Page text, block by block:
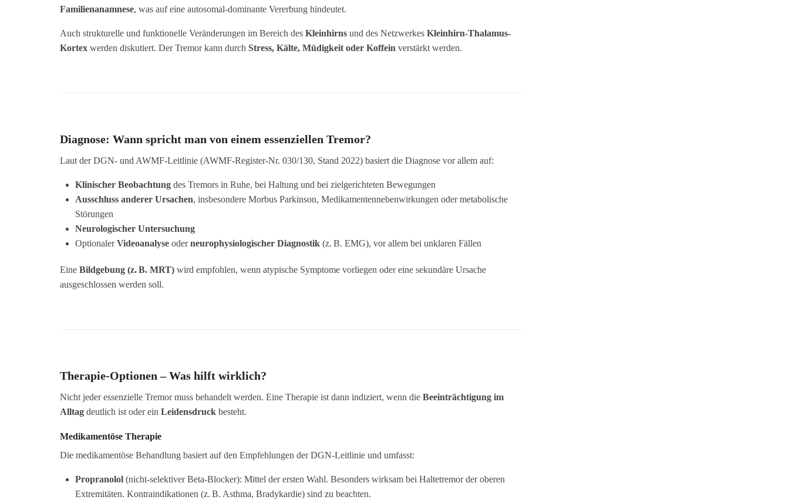
Familienanamnese, was auf eine autosomal-dominante Vererbung hindeutet.
Auch strukturelle und funktionelle Veränderungen im Bereich des Kleinhirns und des Netzwerkes Kleinhirn-Thalamus-
Kortex werden diskutiert. Der Tremor kann durch Stress, Kälte, Müdigkeit oder Koffein verstärkt werden.
Diagnose: Wann spricht man von einem essenziellen Tremor?
Laut der DGN- und AWMF-Leitlinie (AWMF-Register-Nr. 030/130, Stand 2022) basiert die Diagnose vor allem auf:
Klinischer Beobachtungdes Tremors in Ruhe, bei Haltung und bei zielgerichteten Bewegungen
Ausschluss anderer Ursachen, insbesondere Morbus Parkinson, Medikamentennebenwirkungen oder metabolische
Störungen
Neurologischer Untersuchung
OptionalerVideoanalyseoderneurophysiologischer Diagnostik(z. B. EMG), vor allem bei unklaren Fällen
Eine Bildgebung (z. B. MRT) wird empfohlen, wenn atypische Symptome vorliegen oder eine sekundäre Ursache
ausgeschlossen werden soll.
Therapie-Optionen – Was hilft wirklich?
Nicht jeder essenzielle Tremor muss behandelt werden. Eine Therapie ist dann indiziert, wenn die Beeinträchtigung im
Alltag deutlich ist oder ein Leidensdruck besteht.
Medikamentöse Therapie
Die medikamentöse Behandlung basiert auf den Empfehlungen der DGN-Leitlinie und umfasst:
Propranolol(nicht-selektiver Beta-Blocker): Mittel der ersten Wahl. Besonders wirksam bei Haltetremor der oberen
Extremitäten. Kontraindikationen (z. B. Asthma, Bradykardie) sind zu beachten.